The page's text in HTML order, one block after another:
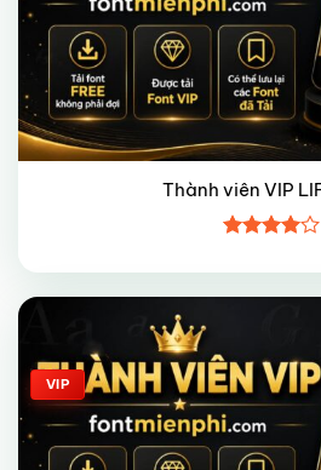
Thành viên VIP
xếp hạng
Giảm giá!
VIP